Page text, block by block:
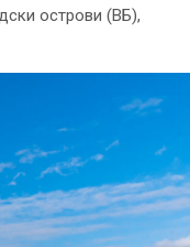
острови (ВБ),